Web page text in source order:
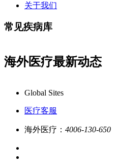
关于我们
常见疾病库
海外医疗最新动态
Global Sites
医疗客服
海外医疗： 4006-130-650